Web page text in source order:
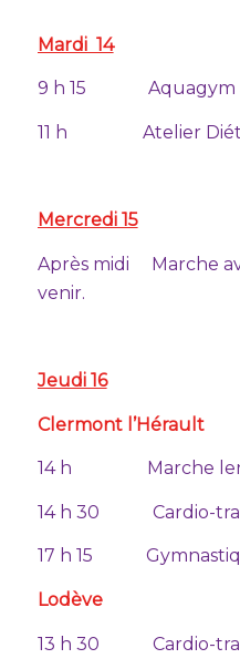
Mardi 14
9 h 15 Aquagym
11 h Atelier
Mercredi 15
Après midi Marche
venir.
Jeudi 16
Clermont l’Hérault
14 h Marche
14 h 30 Cardio-
17 h 15
Lodève
13 h 30 Cardio-